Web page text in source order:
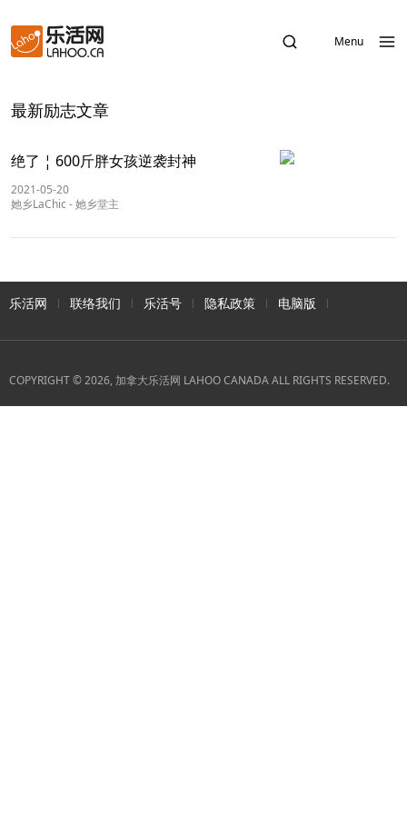
Menu
最新励志文章
绝了 ¦ 600斤胖女孩逆袭封神
2021-05-20
她乡LaChic -她乡堂主
乐活网 联络我们 乐活号 隐私政策 电脑版
COPYRIGHT © 2026, 加拿大乐活网 LAHOO CANADA ALL RIGHTS RESERVED.